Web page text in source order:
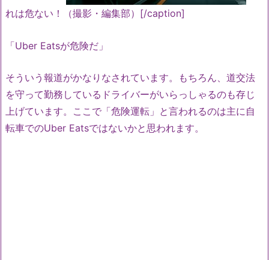
れは危ない！（撮影・編集部）[/caption]
「Uber Eatsが危険だ」
そういう報道がかなりなされています。もちろん、道交法
を守って勤務しているドライバーがいらっしゃるのも存じ
上げています。ここで「危険運転」と言われるのは主に自
転車でのUber Eatsではないかと思われます。